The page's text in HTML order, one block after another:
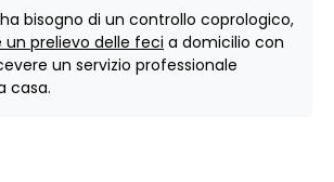
bisogno di un controllo coprologico,
prelievo delle feci a domicilio con
un servizio professionale
casa.